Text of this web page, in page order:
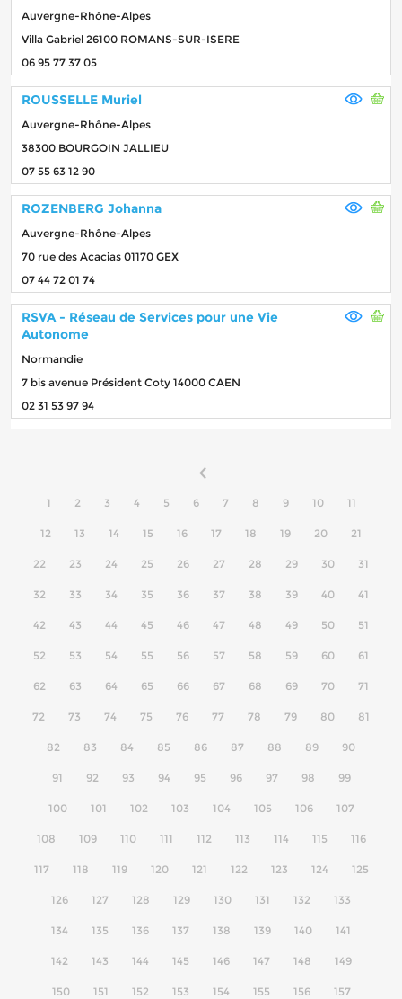
Auvergne-Rhône-Alpes
Villa Gabriel 26100 ROMANS-SUR-ISERE
06 95 77 37 05
ROUSSELLE Muriel
Auvergne-Rhône-Alpes
38300 BOURGOIN JALLIEU
07 55 63 12 90
ROZENBERG Johanna
Auvergne-Rhône-Alpes
70 rue des Acacias 01170 GEX
07 44 72 01 74
RSVA - Réseau de Services pour une Vie
Autonome
Normandie
7 bis avenue Président Coty 14000 CAEN
02 31 53 97 94
1 2 3 4 5 6 7 8 9 10 11
12 13 14 15 16 17 18 19 20 21
22 23 24 25 26 27 28 29 30 31
32 33 34 35 36 37 38 39 40 41
42 43 44 45 46 47 48 49 50 51
52 53 54 55 56 57 58 59 60 61
62 63 64 65 66 67 68 69 70 71
72 73 74 75 76 77 78 79 80 81
82 83 84 85 86 87 88 89 90
91 92 93 94 95 96 97 98 99
100 101 102 103 104 105 106 107
108 109 110 111 112 113 114 115 116
117 118 119 120 121 122 123 124 125
126 127 128 129 130 131 132 133
134 135 136 137 138 139 140 141
142 143 144 145 146 147 148 149
150 151 152 153 154 155 156 157